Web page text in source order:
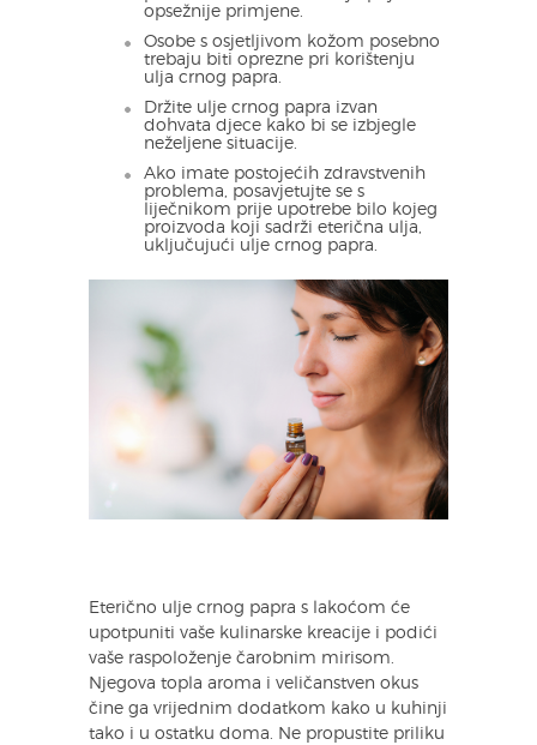
opsežnije primjene.
Osobe s osjetljivom kožom posebno
trebaju biti oprezne pri korištenju
ulja crnog papra.
Držite ulje crnog papra izvan
dohvata djece kako bi se izbjegle
neželjene situacije.
Ako imate postojećih zdravstvenih
problema, posavjetujte se s
liječnikom prije upotrebe bilo kojeg
proizvoda koji sadrži eterična ulja,
uključujući ulje crnog papra.
Eterično ulje crnog papra s lakoćom će
upotpuniti vaše kulinarske kreacije i podići
vaše raspoloženje čarobnim mirisom.
Njegova topla aroma i veličanstven okus
čine ga vrijednim dodatkom kako u kuhinji
tako i u ostatku doma. Ne propustite priliku